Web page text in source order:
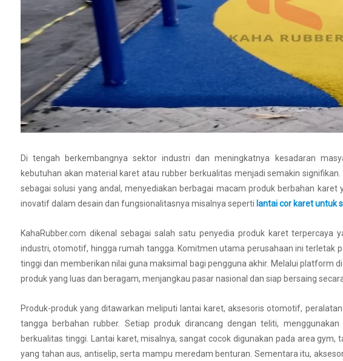
Di tengah berkembangnya sektor industri dan meningkatnya kesadaran
kebutuhan akan material karet atau rubber berkualitas menjadi semakin
sebagai solusi yang andal, menyediakan berbagai macam produk berbahan
inovatif dalam desain dan fungsionalitasnya misalnya seperti lantai cor karet untuk
KahaRubber.com dikenal sebagai salah satu penyedia produk karet
industri, otomotif, hingga rumah tangga. Komitmen utama perusahaan ini terletak
tinggi dan memberikan nilai guna maksimal bagi pengguna akhir. Melalui platform
produk yang luas dan beragam, menjangkau pasar nasional dan siap bersaing
Produk-produk yang ditawarkan meliputi lantai karet, aksesoris otomotif,
tangga berbahan rubber. Setiap produk dirancang dengan teliti,
berkualitas tinggi. Lantai karet, misalnya, sangat cocok digunakan pada area
yang tahan aus, antiselip, serta mampu meredam benturan. Sementara itu,